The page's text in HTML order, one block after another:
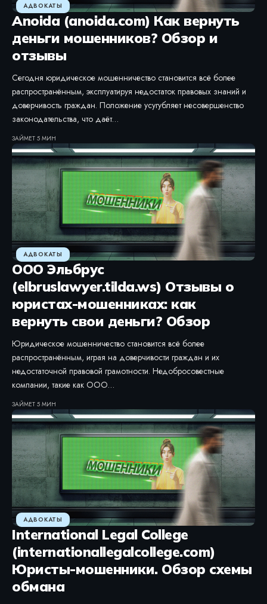
АДВОКАТЫ
Anoida (anoida.com) Как вернуть
деньги мошенников? Обзор и
отзывы
Сегодня юридическое мошенничество становится всё более
распространённым, эксплуатируя недостаток правовых знаний и
доверчивость граждан. Положение усугубляет несовершенство
законодательства, что даёт…
ЗАЙМЕТ 5 МИН
АДВОКАТЫ
ООО Эльбрус
(elbruslawyer.tilda.ws) Отзывы о
юристах-мошенниках: как
вернуть свои деньги? Обзор
Юридическое мошенничество становится всё более
распространённым, играя на доверчивости граждан и их
недостаточной правовой грамотности. Недобросовестные
компании, такие как ООО…
ЗАЙМЕТ 5 МИН
АДВОКАТЫ
International Legal College
(internationallegalcollege.com)
Юристы-мошенники. Обзор схемы
обмана